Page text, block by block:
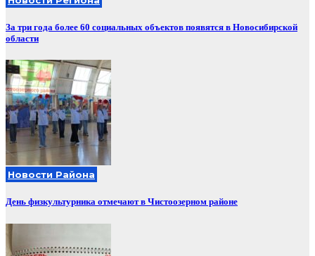
За три года более 60 социальных объектов появятся в Новосибирской
области
Новости Района
День физкультурника отмечают в Чистоозерном районе